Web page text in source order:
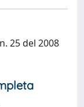
25 del 2008